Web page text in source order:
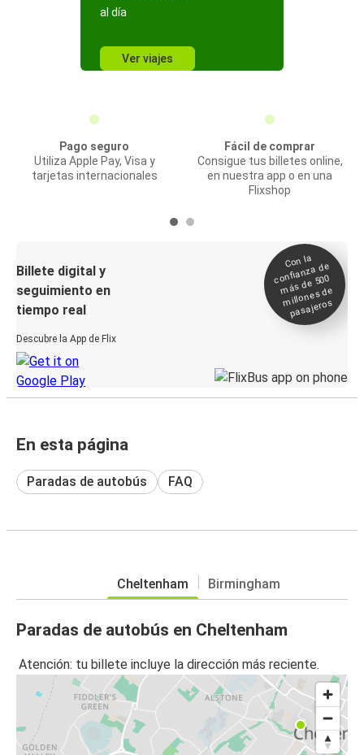
al día
Ver viajes
Pago seguro
Utiliza Apple Pay, Visa y
tarjetas internacionales
Fácil de comprar
Consigue tus billetes online,
en nuestra app o en una
Flixshop
Billete digital y
seguimiento en
tiempo real
Descubre la App de Flix
Con la
confianza de
más de 500
millones de
pasajeros
En esta página
Paradas de autobús FAQ
Cheltenham Birmingham
Paradas de autobús en Cheltenham
Atención: tu billete incluye la dirección más reciente.